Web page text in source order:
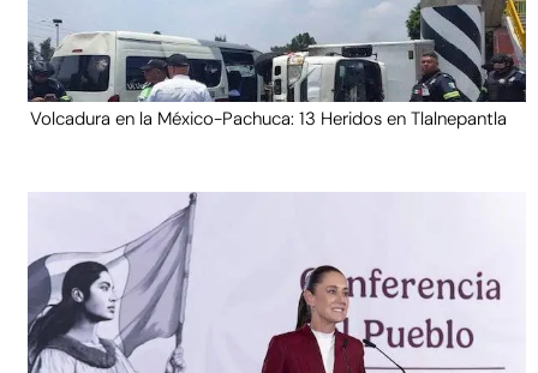
Volcadura en la México-Pachuca: 13 Heridos en Tlalnepantla